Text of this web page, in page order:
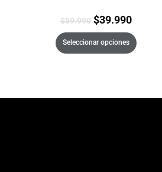
$59.990 $39.990
Seleccionar opciones